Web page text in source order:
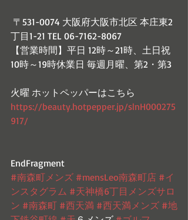
丁目1-21 TEL 06-7162-8067
【営業時間】平日 12時～21時、土日祝
10時～19時休業日 毎週月曜、第2・第3
火曜 ホットペッパーはこちら
https://beauty.hotpepper.jp/slnH000275
917/
EndFragment
#南森町メンズ #mensLeo南森町店 #イ
ンスタグラム #天神橋6丁目メンズサロ
ン #南森町 #西天満 #西天満メンズ #地